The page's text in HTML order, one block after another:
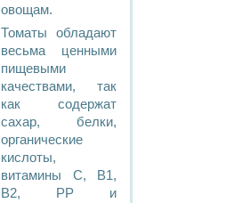
овощам.
Томаты обладают
весьма ценными
пищевыми
качествами, так
как содержат
сахар, белки,
органические
кислоты,
витамины С, В1,
В2, РР и